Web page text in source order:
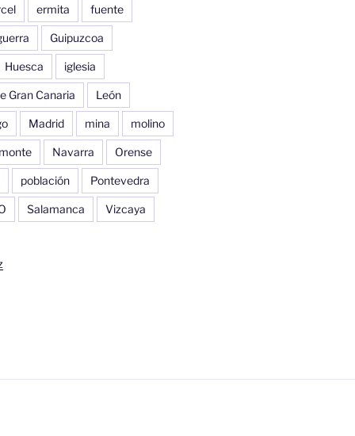
ermita fuente
Guipuzcoa
Huesca iglesia
Gran Canaria León
Madrid mina molino
monte Navarra Orense
población Pontevedra
Salamanca Vizcaya